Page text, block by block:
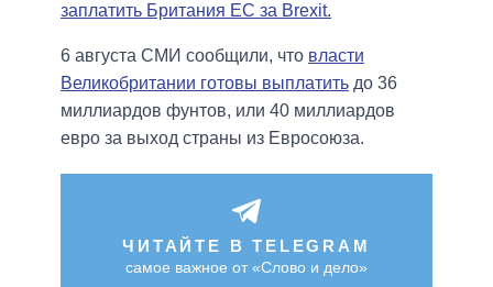
заплатить Британия ЕС за Brexit.
6 августа СМИ сообщили, что власти
Великобритании готовы выплатить до 36
миллиардов фунтов, или 40 миллиардов
евро за выход страны из Евросоюза.
ЧИТАЙТЕ В TELEGRAM
самое важное от «Слово и дело»